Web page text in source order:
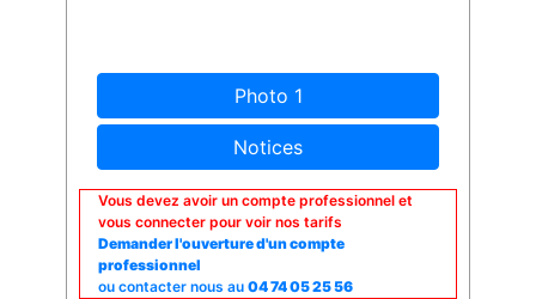
Photo 1
Notices
Vous devez avoir un compte professionnel et
vous connecter pour voir nos tarifs
Demander l'ouverture d'un compte
professionnel
ou contacter nous au 04 74 05 25 56